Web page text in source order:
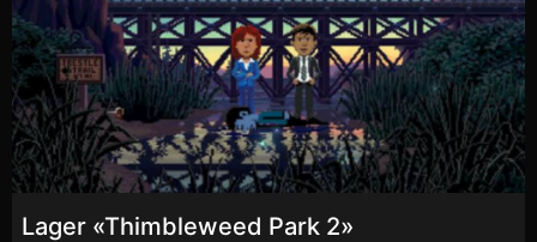
Lager «Thimbleweed Park 2»